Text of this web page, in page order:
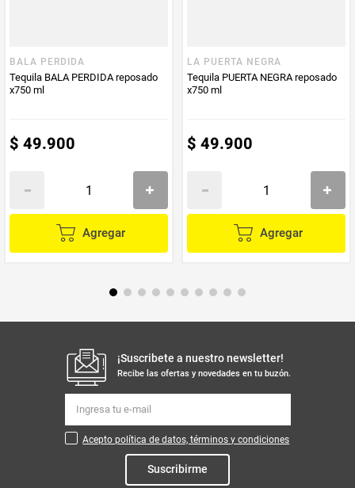
BALA PERDIDA
Tequila BALA PERDIDA reposado
x750 ml
$ 49.900
Agregar
LA PUERTA NEGRA
Tequila PUERTA NEGRA reposado
x750 ml
$ 49.900
Agregar
¡Suscribete a nuestro newsletter!
Recibe las ofertas y novedades en tu buzón.
Acepto política de datos, términos y condiciones
Suscribirme